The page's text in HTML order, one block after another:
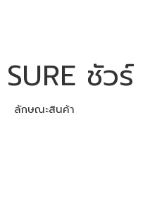
SURE ชัวร์
ลักษณะสินค้า